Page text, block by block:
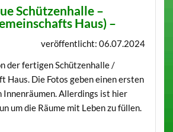
Schützenhalle –
Haus)–
veröffentlicht: 06.07.2024
der fertigen Schützenhalle /
Haus. Die Fotos geben einen ersten
Innenräumen. Allerdings ist hier
um die Räume mit Leben zu füllen.